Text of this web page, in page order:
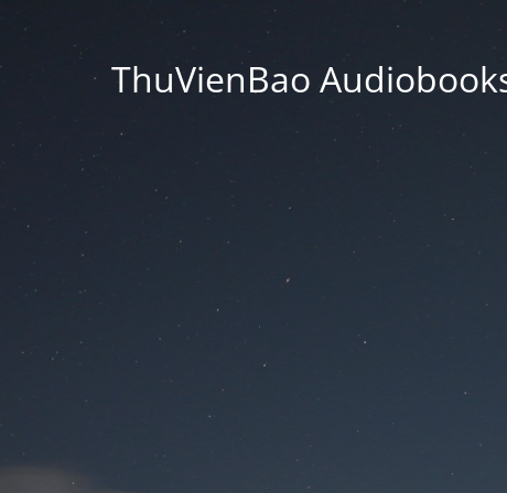
ThuVienBao